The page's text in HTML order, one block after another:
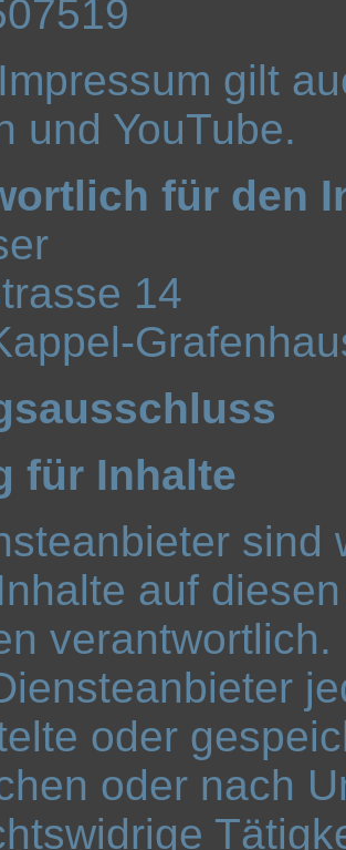
gilt
und YouTube.
für den
14
für Inhalte
sind
auf
oder
oder nach